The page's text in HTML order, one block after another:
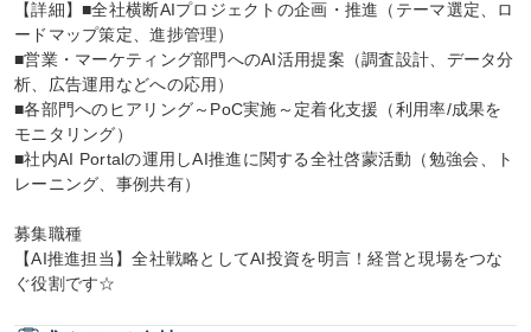
【詳細】■全社横断AIプロジェクトの企画・推進（テーマ選定、ロ
ードマップ策定、進捗管理）
■営業・マーケティング部門へのAI活用提案（調査設計、データ分
析、広告運用などへの応用）
■各部門へのヒアリング～PoC実施～定着化支援（利用率/成果を
モニタリング）
■社内AI Portalの運用しAI推進に関する全社啓蒙活動（勉強会、ト
レーニング、事例共有）
募集職種
【AI推進担当】全社戦略としてAI投資を明言！経営と現場をつな
ぐ役割です☆